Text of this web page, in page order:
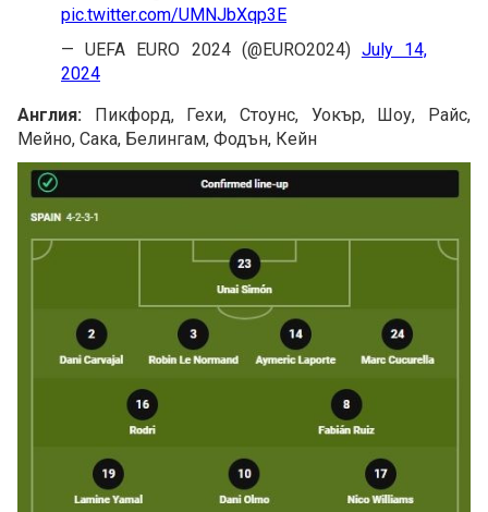
pic.twitter.com/UMNJbXqp3E
— UEFA EURO 2024 (@EURO2024) July 14,
2024
Англия: Пикфорд, Гехи, Стоунс, Уокър, Шоу, Райс,
Мейно, Сака, Белингам, Фодън, Кейн